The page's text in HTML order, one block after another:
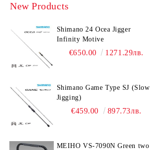
New Products
Shimano 24 Ocea Jigger
Infinity Motive
€650.00 1271.29лв.
Shimano Game Type SJ (Slow
Jigging)
€459.00 897.73лв.
MEIHO VS-7090N Green two